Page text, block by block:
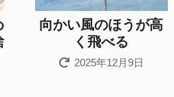
向かい風のほうが高
く飛べる
2025年12月9日